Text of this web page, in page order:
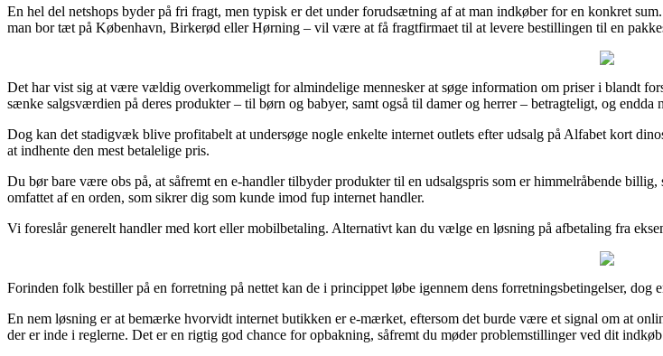
En hel del netshops byder på fri fragt, men typisk er det under forudsætning af at man indkøber for en konkret
man bor tæt på København, Birkerød eller Hørning – vil være at få fragtfirmaet til at levere bestillingen til en
Det har vist sig at være vældig overkommeligt for almindelige mennesker at søge information om priser i blandt
sænke salgsværdien på deres produkter – til børn og babyer, samt også til damer og herrer – betragteligt, og endda
Dog kan det stadigvæk blive profitabelt at undersøge nogle enkelte internet outlets efter udsalg på Alfabet kort
at indhente den mest betalelige pris.
Du bør bare være obs på, at såfremt en e-handler tilbyder produkter til en udsalgspris som er himmelråbende
omfattet af en orden, som sikrer dig som kunde imod fup internet handler.
Vi foreslår generelt handler med kort eller mobilbetaling. Alternativt kan du vælge en løsning på afbetaling fra
Forinden folk bestiller på en forretning på nettet kan de i princippet løbe igennem dens forretningsbetingelser, dog
En nem løsning er at bemærke hvorvidt internet butikken er e-mærket, eftersom det burde være et signal om at
der er inde i reglerne. Det er en rigtig god chance for opbakning, såfremt du møder problemstillinger ved dit